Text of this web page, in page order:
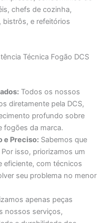
chefs de cozinha,
bistrôs, e refeitórios
Técnica Fogão DCS
Todos os nossos
diretamente pela DCS,
profundo sobre
fogões da marca.
e Preciso: Sabemos que
isso, priorizamos um
eficiente, com técnicos
seu problema no menor
apenas peças
nossos serviços,